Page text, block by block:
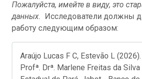
Пожалуйста, имейте в виду, это
данных. Исследователи должны
работу следующим образом:
Araújo Lucas F C, Estevão L
Profª. Drª. Marlene Freitas da